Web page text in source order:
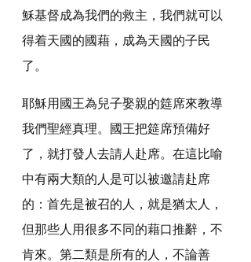
穌基督成為我們的救主，我們就可以
得着天國的國藉，成為天國的子民
了。
耶穌用國王為兒子娶親的筵席來教導
我們聖經真理。國王把筵席預備好
了，就打發人去請人赴席。在這比喻
中有兩大類的人是可以被邀請赴席
的：首先是被召的人，就是猶太人，
但那些人用很多不同的藉口推辭，不
肯來。第二類是所有的人，不論善